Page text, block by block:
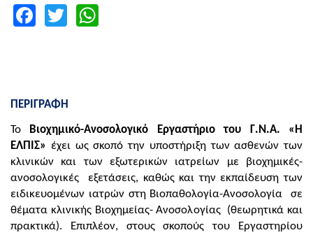
Facebook
Twitter
ΠΕΡΙΓΡΑΦΗ
Το Βιοχημικό-Ανοσολογικό Εργαστήριο του Γ.Ν.Α. «Η
ΕΛΠΙΣ» έχει ως σκοπό την υποστήριξη των ασθενών των
κλινικών και των εξωτερικών ιατρείων με βιοχημικές-
ανοσολογικές εξετάσεις, καθώς και την εκπαίδευση των
ειδικευομένων ιατρών στη Βιοπαθολογία-Ανοσολογία σε
θέματα κλινικής Βιοχημείας- Ανοσολογίας (θεωρητικά και
πρακτικά). Επιπλέον, στους σκοπούς του Εργαστηρίου